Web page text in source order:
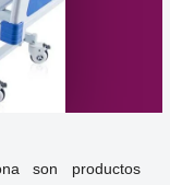
son productos